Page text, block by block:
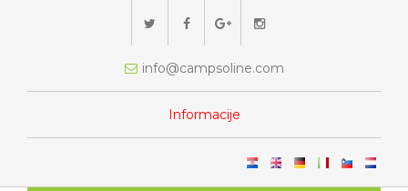
info@campsoline.com
Informacije